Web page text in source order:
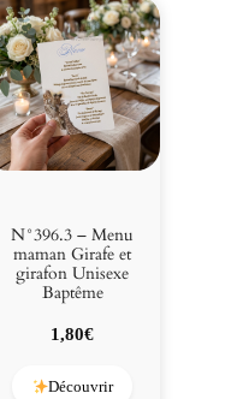
N°396.3 – Menu
maman Girafe et
girafon Unisexe
Baptême
1,80€
Découvrir